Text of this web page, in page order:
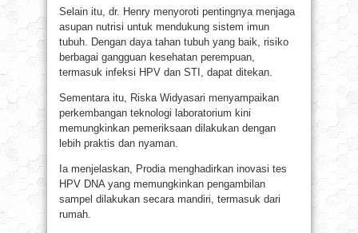
Selain itu, dr. Henry menyoroti pentingnya menjaga
asupan nutrisi untuk mendukung sistem imun
tubuh. Dengan daya tahan tubuh yang baik, risiko
berbagai gangguan kesehatan perempuan,
termasuk infeksi HPV dan STI, dapat ditekan.
Sementara itu, Riska Widyasari menyampaikan
perkembangan teknologi laboratorium kini
memungkinkan pemeriksaan dilakukan dengan
lebih praktis dan nyaman.
Ia menjelaskan, Prodia menghadirkan inovasi tes
HPV DNA yang memungkinkan pengambilan
sampel dilakukan secara mandiri, termasuk dari
rumah.